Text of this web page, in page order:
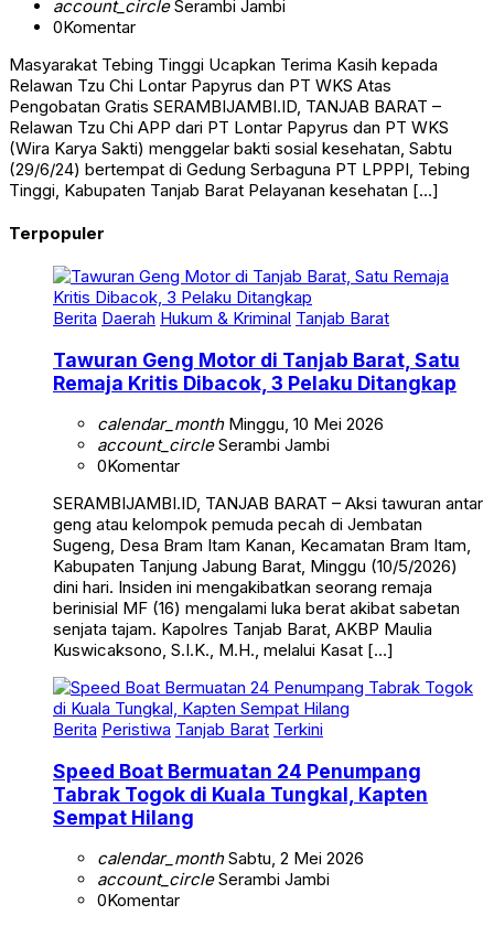
account_circleSerambi Jambi
0Komentar
Masyarakat Tebing Tinggi Ucapkan Terima Kasih kepada
Relawan Tzu Chi Lontar Papyrus dan PT WKS Atas
Pengobatan Gratis SERAMBIJAMBI.ID, TANJAB BARAT –
Relawan Tzu Chi APP dari PT Lontar Papyrus dan PT WKS
(Wira Karya Sakti) menggelar bakti sosial kesehatan, Sabtu
(29/6/24) bertempat di Gedung Serbaguna PT LPPPI, Tebing
Tinggi, Kabupaten Tanjab Barat Pelayanan kesehatan […]
Terpopuler
Berita Daerah Hukum & Kriminal Tanjab Barat
Tawuran Geng Motor di Tanjab Barat, Satu
Remaja Kritis Dibacok, 3 Pelaku Ditangkap
calendar_monthMinggu, 10 Mei 2026
account_circleSerambi Jambi
0Komentar
SERAMBIJAMBI.ID, TANJAB BARAT – Aksi tawuran antar
geng atau kelompok pemuda pecah di Jembatan
Sugeng, Desa Bram Itam Kanan, Kecamatan Bram Itam,
Kabupaten Tanjung Jabung Barat, Minggu (10/5/2026)
dini hari. Insiden ini mengakibatkan seorang remaja
berinisial MF (16) mengalami luka berat akibat sabetan
senjata tajam. Kapolres Tanjab Barat, AKBP Maulia
Kuswicaksono, S.I.K., M.H., melalui Kasat […]
Berita Peristiwa Tanjab Barat Terkini
Speed Boat Bermuatan 24 Penumpang
Tabrak Togok di Kuala Tungkal, Kapten
Sempat Hilang
calendar_monthSabtu, 2 Mei 2026
account_circleSerambi Jambi
0Komentar